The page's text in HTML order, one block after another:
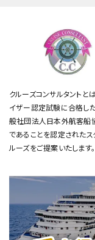
クルーズコンサルタントと
イザー認定試験に合格した
般社団法人日本外航客船
であることを認定されたス
ルーズをご提案いたします。